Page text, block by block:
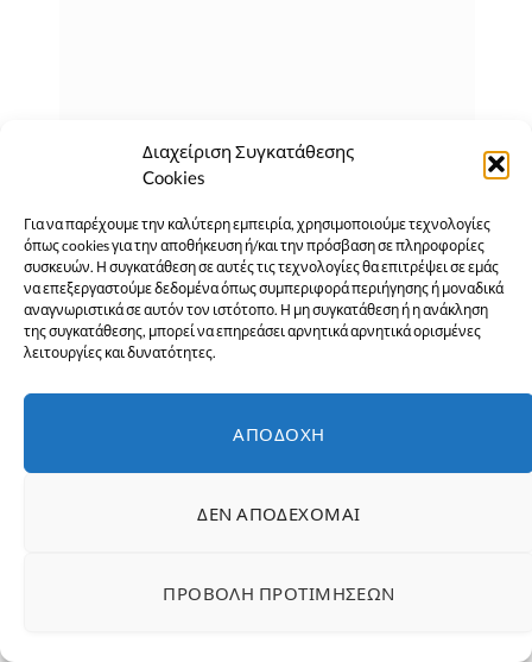
Διαχείριση Συγκατάθεσης
Cookies
Για να παρέχουμε την καλύτερη εμπειρία, χρησιμοποιούμε τεχνολογίες
όπως cookies για την αποθήκευση ή/και την πρόσβαση σε πληροφορίες
συσκευών. Η συγκατάθεση σε αυτές τις τεχνολογίες θα επιτρέψει σε εμάς
να επεξεργαστούμε δεδομένα όπως συμπεριφορά περιήγησης ή μοναδικά
αναγνωριστικά σε αυτόν τον ιστότοπο. Η μη συγκατάθεση ή η ανάκληση
της συγκατάθεσης, μπορεί να επηρεάσει αρνητικά αρνητικά ορισμένες
λειτουργίες και δυνατότητες.
ΑΠΟΔΟΧΉ
ΔΕΝ ΑΠΟΔΈΧΟΜΑΙ
ΠΡΟΒΟΛΉ ΠΡΟΤΙΜΉΣΕΩΝ